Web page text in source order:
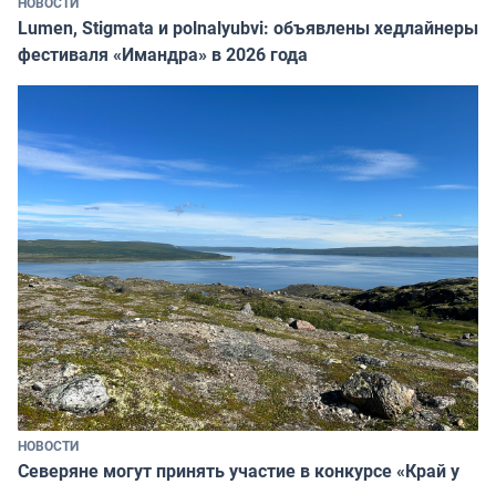
Lumen, Stigmata и polnalyubvi: объявлены хедлайнеры
фестиваля «Имандра» в 2026 года
НОВОСТИ
Северяне могут принять участие в конкурсе «Край у